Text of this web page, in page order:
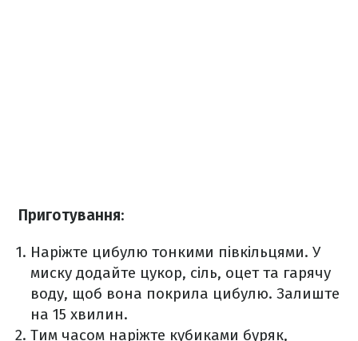
Приготування:
Наріжте цибулю тонкими півкільцями. У
миску додайте цукор, сіль, оцет та гарячу
воду, щоб вона покрила цибулю. Залиште
на 15 хвилин.
Тим часом наріжте кубиками буряк,